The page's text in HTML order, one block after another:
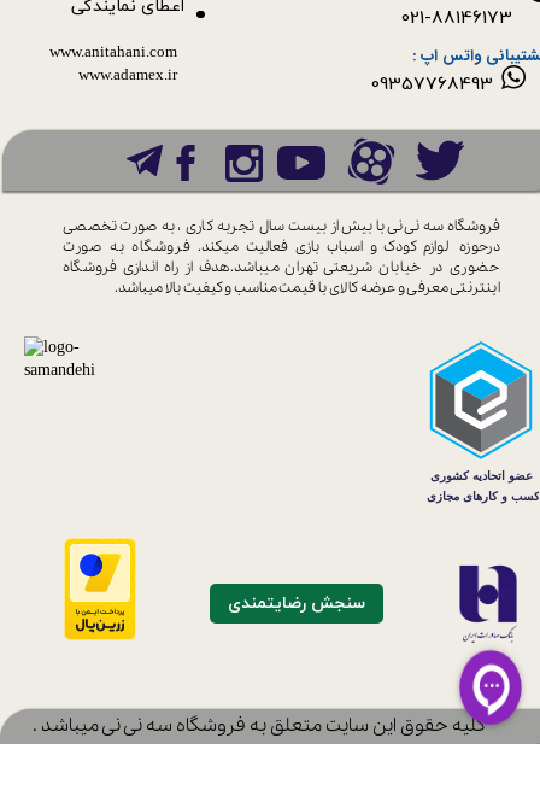
09357768493
اعطای نمایندگی
www.anitahani.com
www.ada​​​​​​​mex.ir
فروشگاه سه نی نی با بیش از بیست سال تجربه کاری ، به صورت تخصصی
درحوزه لوازم کودک و اسباب بازی فعالیت میکند. فروشگاه به صورت
حضوری در خیابان شریعتی تهران میباشد.هدف از راه اندازی فروشگاه
اینترنتی معرفی و عرضه کالای باقیمت مناسب و کیفیت بالا میباشد.
واتس اپ :
سنجش رضایتمندی
​کلیه حقوق این سایت متعلق به فروشگاه سه نی نی میباشد .